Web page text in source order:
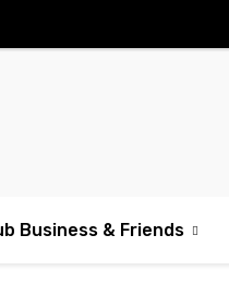
Business & Friends